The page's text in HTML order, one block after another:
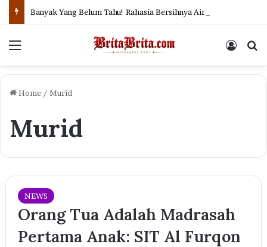
Menu Log In
Home / Murid
Murid
NEWS
Orang Tua Adalah Madrasah
Pertama Anak: SIT Al Furqon